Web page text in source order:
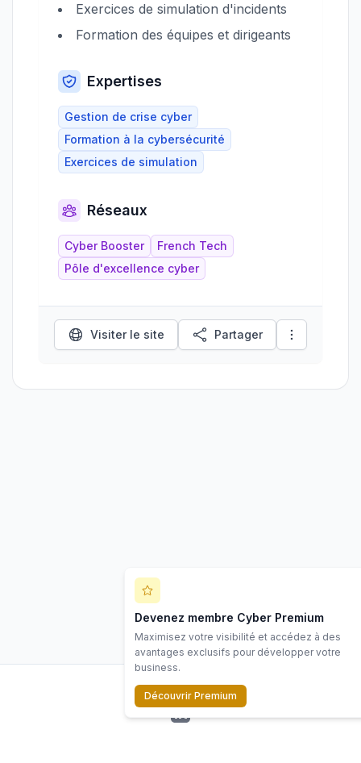
Exercices de simulation d'incidents
Formation des équipes et dirigeants
Expertises
Gestion de crise cyber
Formation à la cybersécurité
Exercices de simulation
Réseaux
Cyber Booster
French Tech
Pôle d'excellence cyber
Visiter le site Partager
LinkedIn
Devenez membre Cyber Premium
Maximisez votre visibilité et accédez à des
avantages exclusifs pour développer votre
business.
Découvrir Premium